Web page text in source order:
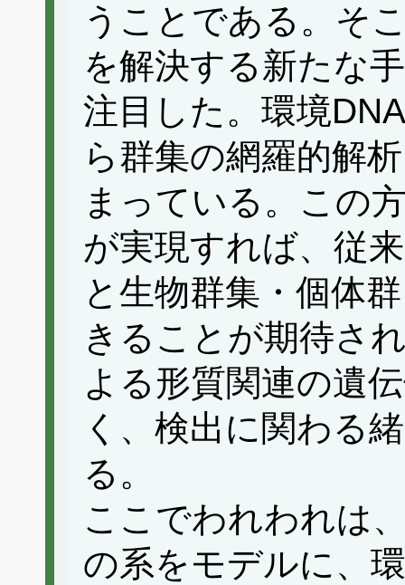
うことである。そ
を解決する新たな
注目した。環境
ら群集の網羅的解
まっている。この
が実現すれば、従
と生物群集・個体
きることが期待さ
よる形質関連の遺
く、検出に関わる
る。
ここでわれわれは
の系をモデルに、